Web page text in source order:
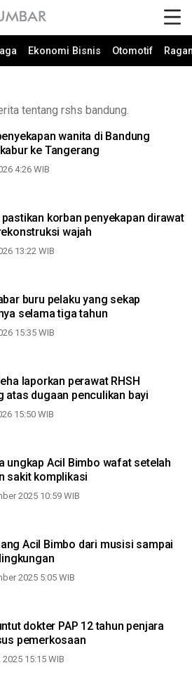
Ekonomi Bisnis Otomotif
tentang rshs bandung.
wanita di Bandung
ke Tangerang
4:26 WIB
korban penyekapan dirawat
wajah
13:22 WIB
buru pelaku yang sekap
selama tiga tahun
15:35 WIB
laporkan perawat RHSH
atas dugaan penculikan bayi
15:50 WIB
ungkap Acil Bimbo wafat setelah
sakit komplikasi
2025 10:59 WIB
Acil Bimbo dari musisi sampai
2025 5:05 WIB
dokter PAP 12 tahun penjara
pemerkosaan
15:15 WIB